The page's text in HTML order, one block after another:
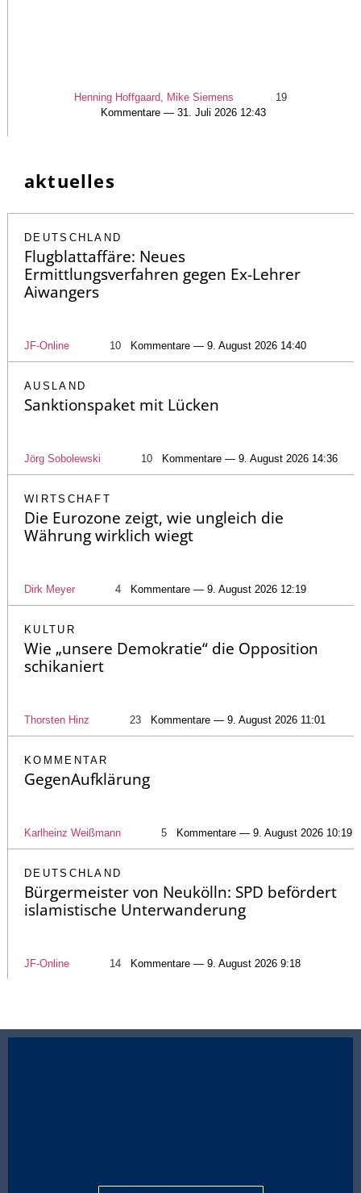
Henning Hoffgaard, Mike Siemens
19
Kommentare — 31. Juli 2026 12:43
aktuelles
DEUTSCHLAND
Flugblattaffäre: Neues
Ermittlungsverfahren gegen Ex-Lehrer
Aiwangers
JF-Online 10 Kommentare — 9. August 2026 14:40
AUSLAND
Sanktionspaket mit Lücken
Jörg Sobolewski 10 Kommentare — 9. August 2026 14:36
WIRTSCHAFT
Die Eurozone zeigt, wie ungleich die
Währung wirklich wiegt
Dirk Meyer 4 Kommentare — 9. August 2026 12:19
KULTUR
Wie „unsere Demokratie“ die Opposition
schikaniert
Thorsten Hinz 23 Kommentare — 9. August 2026 11:01
KOMMENTAR
GegenAufklärung
Karlheinz Weißmann 5 Kommentare — 9. August 2026 10:19
DEUTSCHLAND
Bürgermeister von Neukölln: SPD befördert
islamistische Unterwanderung
JF-Online 14 Kommentare — 9. August 2026 9:18